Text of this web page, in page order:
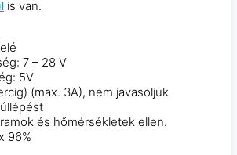
is van.
7 – 28 V
5V
(max. 3A), nem javasoljuk
és hőmérsékletek ellen.
96%